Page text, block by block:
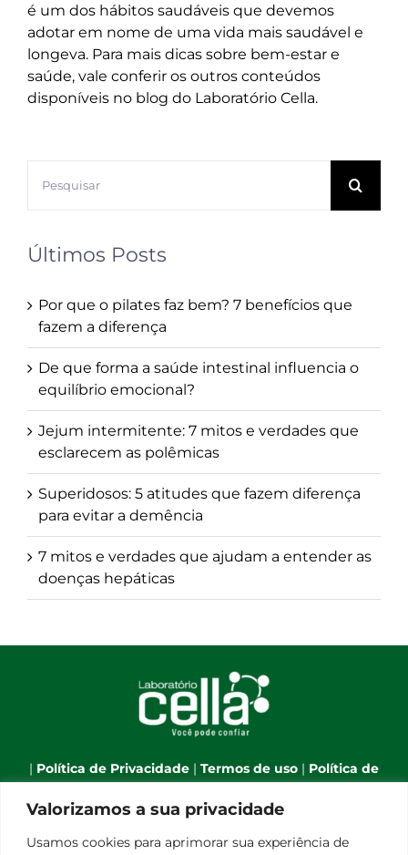
Valorizamos a sua privacidade
Usamos cookies para aprimorar sua experiência de
é um dos hábitos saudáveis que devemos
adotar em nome de uma vida mais saudável e
longeva. Para mais dicas sobre bem-estar e
saúde, vale conferir os outros conteúdos
disponíveis no blog do Laboratório Cella.
resultados
Últimos Posts
Por que o pilates faz bem? 7 benefícios que
fazem a diferença
De que forma a saúde intestinal influencia o
equilíbrio emocional?
Jejum intermitente: 7 mitos e verdades que
esclarecem as polêmicas
Superidosos: 5 atitudes que fazem diferença
para evitar a demência
7 mitos e verdades que ajudam a entender as
doenças hepáticas
| Política de Privacidade | Termos de uso | Política de
Cookies|Webmail|
mail:atendimento@laboratoriocella.com.br | Banco